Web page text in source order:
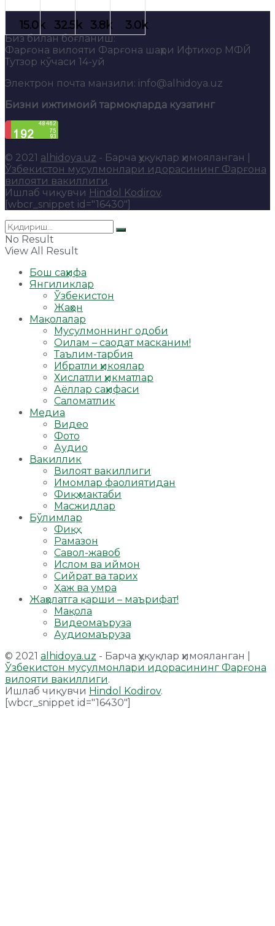
Биз билан боғланиш:
Фарғона вилояти Фарғона шаҳри Ифтихор МФЙ
Тутзор кўчаси 14-уй
Электрон почта манзили: info@alhidoya.uz
Бизни ижтимоий тармоқларда кузатинг
© 2021 alhidoya.uz - Барча ҳуқуқлар ҳимояланган |
Ўзбекистон мусулмонлари идорасининг Фарғона
вилояти вакиллиги.
Ишлаб чиқувчи Hindol Kodirov.
[wbcr_snippet id="16430"]
No Result
View All Result
Бош саҳифа
Янгиликлар
Ўзбекистон
Жаҳон
Мақолалар
Мусулмоннинг одоби
Оилам – саодат масканим!
Таълим-тарбия
Ибратли ҳикоялар
Хислатли ҳикматлар
Аёллар саҳифаси
Саломатлик
Медиа
Видео
Фото
Аудио
Вакиллик
Вилоят вакиллиги
Имомлар фаолиятидан
Фиқҳ мактаби
Масжидлар
Бўлимлар
Фиқҳ
Рамазон
Савол-жавоб
Ислом ва иймон
Сийрат ва тарих
Ҳаж ва умра
Жаҳолатга қарши – маърифат!
Мақола
Видеомаъруза
Аудиомаъруза
© 2021 alhidoya.uz - Барча ҳуқуқлар ҳимояланган |
Ўзбекистон мусулмонлари идорасининг Фарғона
вилояти вакиллиги.
Ишлаб чиқувчи Hindol Kodirov.
[wbcr_snippet id="16430"]